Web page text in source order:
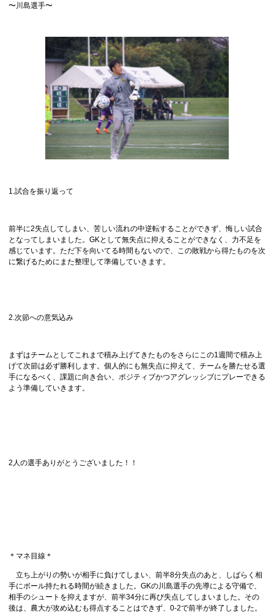
〜川島選手〜
1.試合を振り返って
前半に2失点してしまい、苦しい流れの中逆転することができず、悔しい試合
となってしまいました。GKとして無失点に抑えることができなく、力不足を
感じています。ただ下を向いてる時間もないので、この敗戦から得たものを次
に繋げるためにまた整理して準備していきます。
2.次節への意気込み
まずはチームとしてこれまで積み上げてきたものをさらにこの1週間で積み上
げて次節は必ず勝利します。個人的にも無失点に抑えて、チームを勝たせる選
手になるべく、課題に向き合い、ポジティブかつアグレッシブにプレーできる
よう準備していきます。
2人の選手ありがとうございました！！
＊マネ目線＊
立ち上がりの勢いが相手に負けてしまい、前半8分失点のあと、しばらく相
手にボール持たれる時間が続きました。GKの川島選手の先導による守備で、
相手のシュートを抑えますが、前半34分に再び失点してしまいました。その
後は、農大が攻め込むも得点することはできず、0-2で前半が終了しました。